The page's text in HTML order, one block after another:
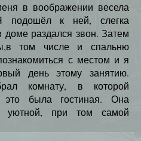
в воображении весела
подошёл к ней, слегка
раздался звон. Затем
том числе и спальню
с местом и я
день этому занятию.
комнату, в которой
была гостиная. Она
уютной, при том самой